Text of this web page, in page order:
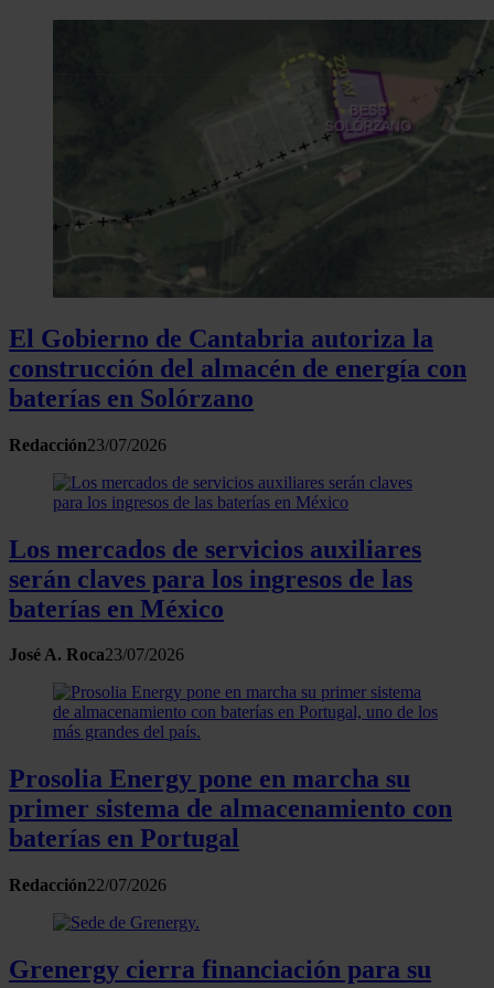
El Gobierno de Cantabria autoriza la
construcción del almacén de energía con
baterías en Solórzano
Redacción23/07/2026
Los mercados de servicios auxiliares
serán claves para los ingresos de las
baterías en México
José A. Roca23/07/2026
Prosolia Energy pone en marcha su
primer sistema de almacenamiento con
baterías en Portugal
Redacción22/07/2026
Grenergy cierra financiación para su